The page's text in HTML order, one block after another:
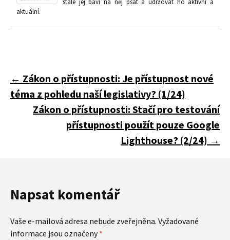
stále jej baví na něj psát a udržovat ho aktivní a
aktuální.
Navigace
pro
← Zákon o přístupnosti: Je přístupnost nové
téma z pohledu naší legislativy? (1/24)
Zákon o přístupnosti: Stačí pro testování
přístupnosti použít pouze Google
Lighthouse? (2/24) →
Napsat komentář
Vaše e-mailová adresa nebude zveřejněna. Vyžadované
informace jsou označeny*